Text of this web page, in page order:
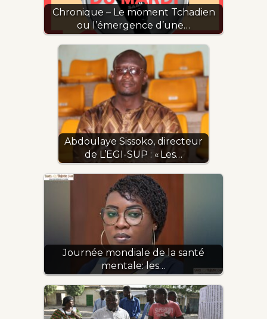
Chronique – Le moment Tchadien
ou l’émergence d’une…
Abdoulaye Sissoko, directeur
de L’EGI-SUP : « Les…
Journée mondiale de la santé
mentale: les…